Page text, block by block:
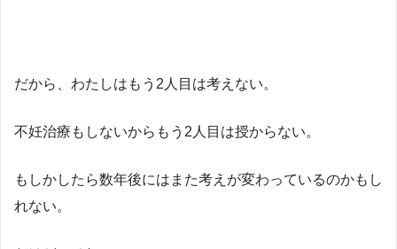
だから、わたしはもう2人目は考えない。
不妊治療もしないからもう2人目は授からない。
もしかしたら数年後にはまた考えが変わっているのかもし
れない。